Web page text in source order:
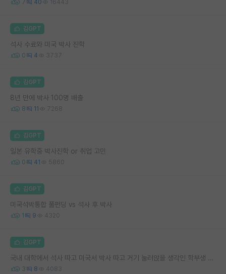
7 40 16443
김GPT
석사 수료와 미국 박사 진학
0 4 3737
김GPT
8년 만에 박사 100명 배출
8 11 7268
김GPT
일본 유학중 박사진학 or 취업 고민
0 41 5860
김GPT
미국석박통합 풀펀딩 vs 석사 후 박사
1 9 4320
김GPT
국내 대학에서 석사 따고 미국서 박사 따고 거기 눌러앉을 생각인 학부생 따리입니다.
3 8 4083